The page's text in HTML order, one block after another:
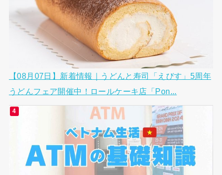
【08月07日】新着情報｜うどんと寿司「えびす」5周年
うどんフェア開催中！ロールケーキ店「Pon...